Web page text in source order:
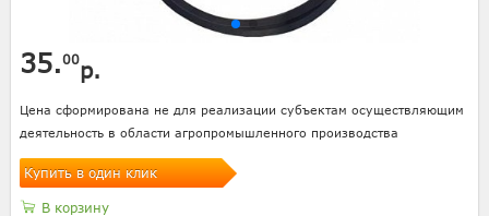
35.00р.
Цена сформирована не для реализации субъектам осуществляющим
деятельность в области агропромышленного производства
Купить в один клик
В корзину